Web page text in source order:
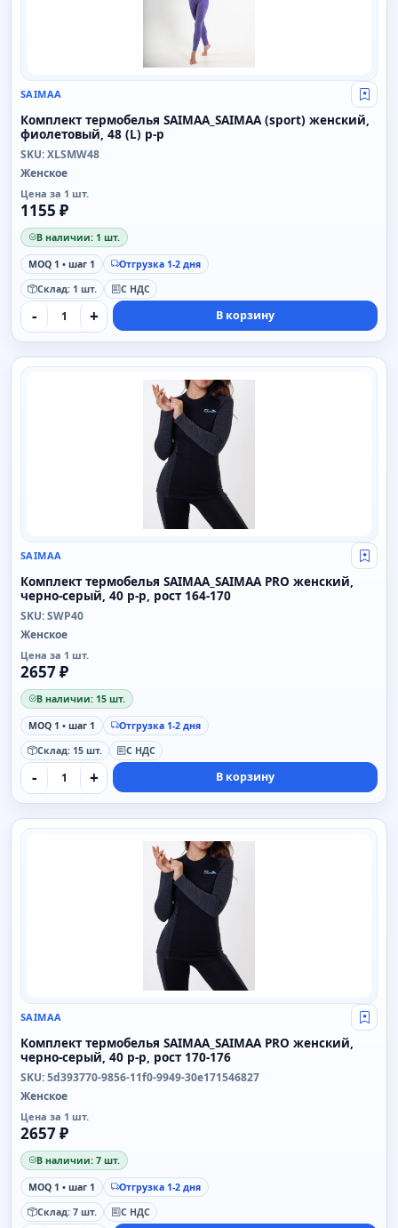
SAIMAA Свой
Комплект термобелья SAIMAA_SAIMAA (sport) женский,
фиолетовый, 48 (L) р-р
SKU: XLSMW48
Женское
Цена за 1 шт.
1155 ₽
В наличии: 1 шт.
MOQ 1 • шаг 1
Отгрузка 1-2 дня
Склад: 1 шт.
С НДС
- + В корзину
SAIMAA
SAIMAA Свой
Комплект термобелья SAIMAA_SAIMAA PRO женский,
черно-серый, 40 р-р, рост 164-170
SKU: SWP40
Женское
Цена за 1 шт.
2657 ₽
В наличии: 15 шт.
MOQ 1 • шаг 1
Отгрузка 1-2 дня
Склад: 15 шт.
С НДС
- + В корзину
SAIMAA
SAIMAA Свой
Комплект термобелья SAIMAA_SAIMAA PRO женский,
черно-серый, 40 р-р, рост 170-176
SKU: 5d393770-9856-11f0-9949-30e171546827
Женское
Цена за 1 шт.
2657 ₽
В наличии: 7 шт.
MOQ 1 • шаг 1
Отгрузка 1-2 дня
Склад: 7 шт.
С НДС